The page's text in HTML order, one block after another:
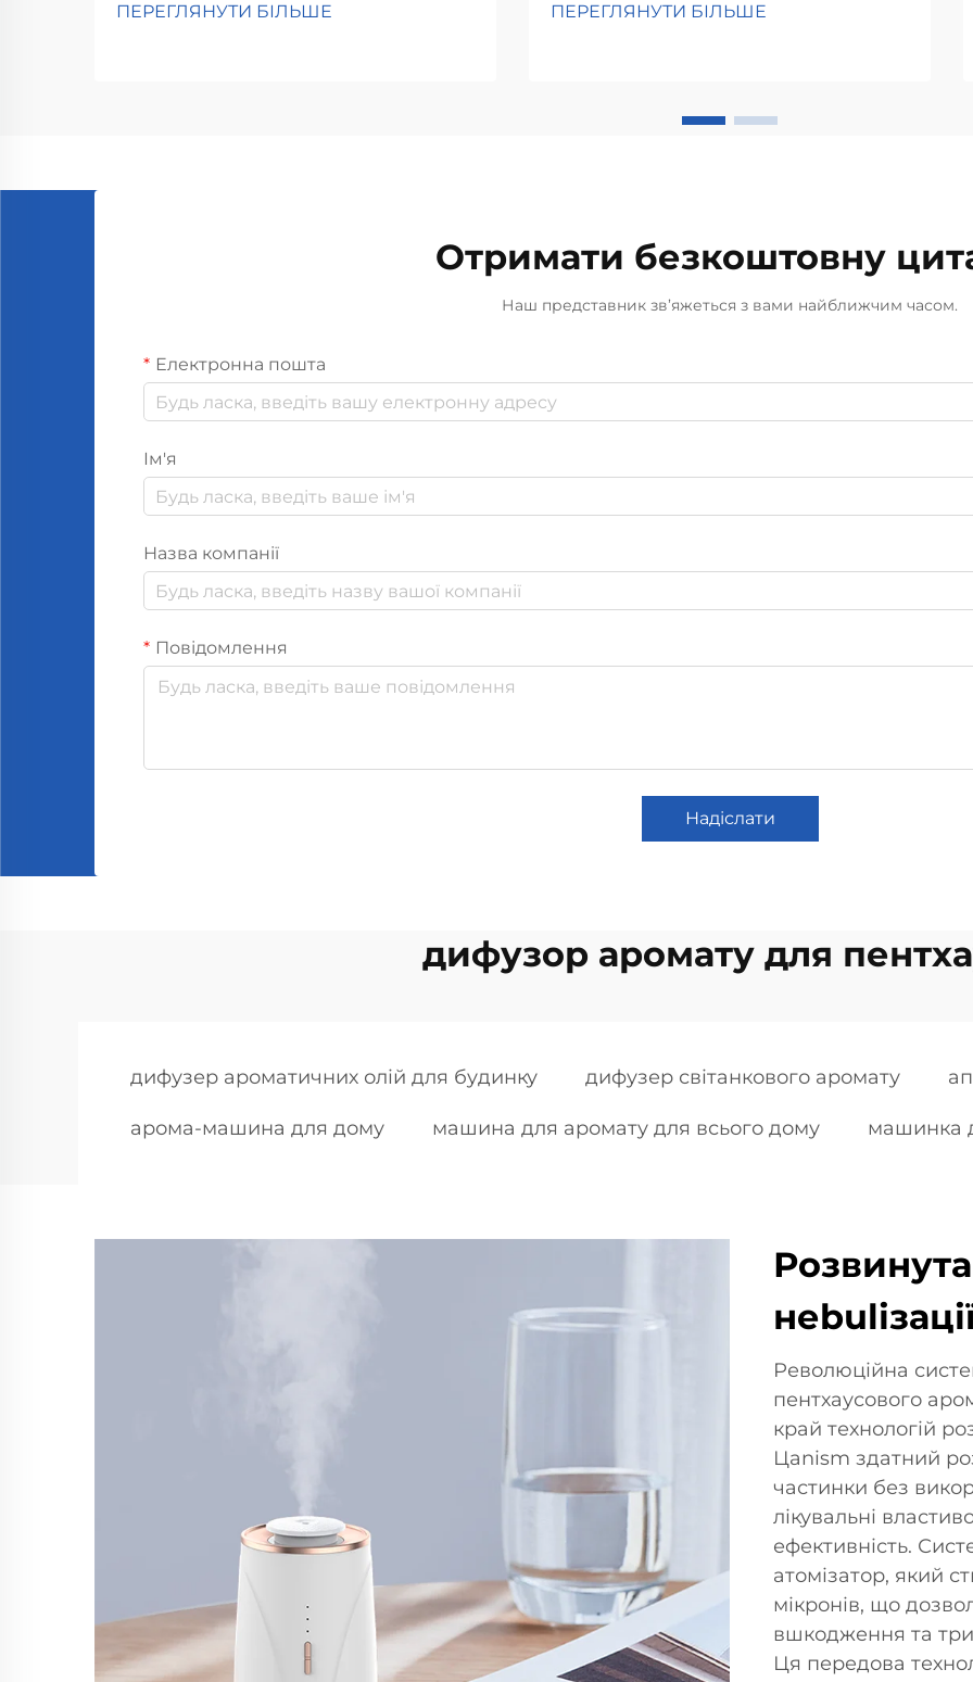
аромат і емоційну відповідь.
ПЕРЕГЛЯНУТИ БІЛЬШЕ
Технологія небулайзера для
ПЕРЕГЛЯНУТИ БІЛЬШЕ
Отримати безкоштовну
Наш представник зв’яжеться з вами найближчим часом.
Електронна пошта
Ім'я
Назва компанії
Повідомлення
Надіслати
дифузор аромату для
дифузер ароматичних олій для будинку дифузер світанкового аромату
арома-машина для дому машина для аромату для всього дому машинка
Революційна
пентхаусового
край технологій
Цanism здатний
частинки без
лікувальні
ефективність.
атомізатор, який
мікронів, що
вшкодження та
Ця передова